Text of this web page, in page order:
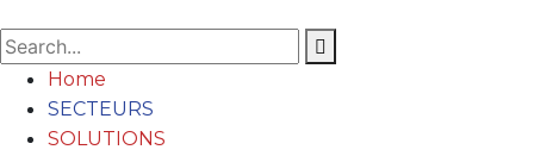
Home
SECTEURS
SOLUTIONS